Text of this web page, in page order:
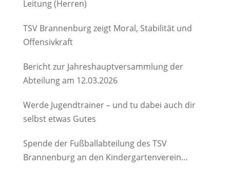
Leitung (Herren)
TSV Brannenburg zeigt Moral, Stabilität und
Offensivkraft
Bericht zur Jahreshauptversammlung der
Abteilung am 12.03.2026
Werde Jugendtrainer – und tu dabei auch dir
selbst etwas Gutes
Spende der Fußballabteilung des TSV
Brannenburg an den Kindergartenverein